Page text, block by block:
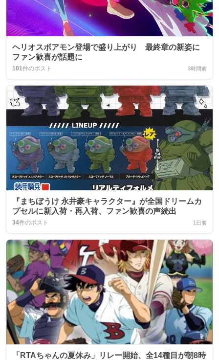
ヘリオスボアモン登場で盛り上がり 最終章の新姿に
ファン歓喜が話題に
101件のポスト 3時間前
『まちぼうけ 永井豪キャラクター』が全国ドリームカ
プセルに新入荷・再入荷、ファン歓喜の声続出
34件のポスト 1日前
「RTAちゃんの夏休み」リレー開始、全14種目が朝8時